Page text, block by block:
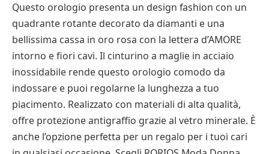
Questo orologio presenta un design fashion con un
quadrante rotante decorato da diamanti e una
bellissima cassa in oro rosa con la lettera d’AMORE
intorno e fiori cavi. Il cinturino a maglie in acciaio
inossidabile rende questo orologio comodo da
indossare e puoi regolarne la lunghezza a tuo
piacimento. Realizzato con materiali di alta qualità,
offre protezione antigraffio grazie al vetro minerale. È
anche l’opzione perfetta per un regalo per i tuoi cari